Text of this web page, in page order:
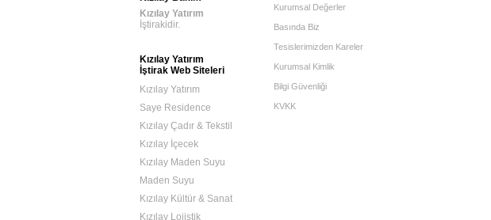
Kızılay Yatırım
İştirakidir.
Kızılay Yatırım
İştirak Web Siteleri
Kızılay Yatırım
Saye Residence
Kızılay Çadır & Tekstil
Kızılay İçecek
Kızılay Maden Suyu
Maden Suyu
Kızılay Kültür & Sanat
Kızılay Lojistik
Kurumsal Değerler
Basında Biz
Tesislerimizden Kareler
Kurumsal Kimlik
Bilgi Güvenliği
KVKK